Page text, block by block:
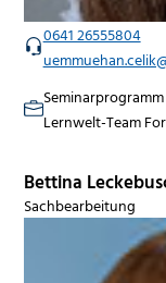
0641 26555804
Lernwelt-Team
Bettina
Sachbearbeitung